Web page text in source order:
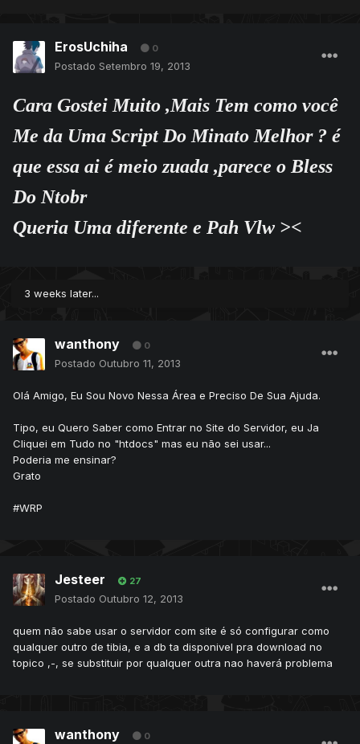
ErosUchiha 0
Postado Setembro 19, 2013
Cara Gostei Muito ,Mais Tem como você
Me da Uma Script Do Minato Melhor ? é
que essa ai é meio zuada ,parece o Bless
Do Ntobr
Queria Uma diferente e Pah Vlw ><
3 weeks later...
wanthony 0
Postado Outubro 11, 2013
Olá Amigo, Eu Sou Novo Nessa Área e Preciso De Sua Ajuda.
Tipo, eu Quero Saber como Entrar no Site do Servidor, eu Ja
Cliquei em Tudo no "htdocs" mas eu não sei usar...
Poderia me ensinar?
Grato
#WRP
Jesteer 27
Postado Outubro 12, 2013
quem não sabe usar o servidor com site é só configurar como
qualquer outro de tibia, e a db ta disponivel pra download no
topico ,-, se substituir por qualquer outra nao haverá problema
wanthony 0